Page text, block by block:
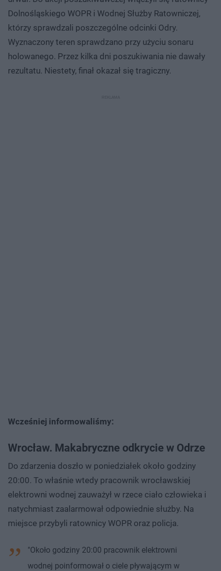
Dolnośląskiego WOPR i Wodnej Służby Ratowniczej,
którzy sprawdzali poszczególne odcinki Odry.
Wyznaczony teren sprawdzano przy użyciu sonaru
holowanego. Przez kilka dni poszukiwania nie dawały
rezultatu. Niestety, finał okazał się tragiczny.
Wcześniej informowaliśmy:
Wrocław. Makabryczne odkrycie w Odrze
Do zdarzenia doszło w poniedziałek około godziny
20:00. To właśnie wtedy pracownik wrocławskiej
elektrowni wodnej zauważył w rzece ciało człowieka i
natychmiast zaalarmował odpowiednie służby. Na
miejsce przybyli ratownicy WOPR oraz policja.
"Około godziny 20:00 pracownik elektrowni
wodnej poinformował o ciele pływającym w